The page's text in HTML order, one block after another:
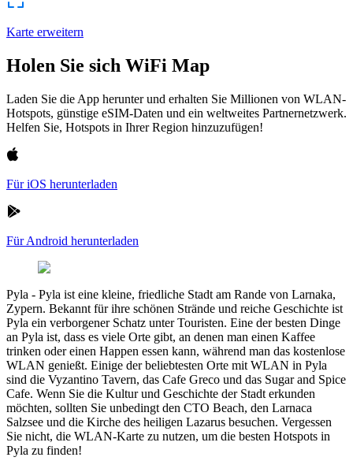
Karte erweitern
Holen Sie sich WiFi Map
Laden Sie die App herunter und erhalten Sie Millionen von WLAN-
Hotspots, günstige eSIM-Daten und ein weltweites Partnernetzwerk.
Helfen Sie, Hotspots in Ihrer Region hinzuzufügen!
Für iOS herunterladen
Für Android herunterladen
Pyla - Pyla ist eine kleine, friedliche Stadt am Rande von Larnaka,
Zypern. Bekannt für ihre schönen Strände und reiche Geschichte ist
Pyla ein verborgener Schatz unter Touristen. Eine der besten Dinge
an Pyla ist, dass es viele Orte gibt, an denen man einen Kaffee
trinken oder einen Happen essen kann, während man das kostenlose
WLAN genießt. Einige der beliebtesten Orte mit WLAN in Pyla
sind die Vyzantino Tavern, das Cafe Greco und das Sugar and Spice
Cafe. Wenn Sie die Kultur und Geschichte der Stadt erkunden
möchten, sollten Sie unbedingt den CTO Beach, den Larnaca
Salzsee und die Kirche des heiligen Lazarus besuchen. Vergessen
Sie nicht, die WLAN-Karte zu nutzen, um die besten Hotspots in
Pyla zu finden!